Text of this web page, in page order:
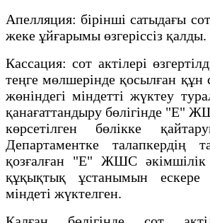
Апелляция: бірінші сатыдағы
жеке ұйғарымы өзгеріссіз қалды.
Кассация: сот актілері
теңге мөлшерінде қосылған құн
жөніндегі міндетті жүктеу
қанағаттандыру бөлігінде "Е"
көрсетілген бөлікке
Департаментке талапкердің
қозғалған "Е" ЖШС әкімшілік
құқықтық ұстанымын ескере
міндеті жүктелген.